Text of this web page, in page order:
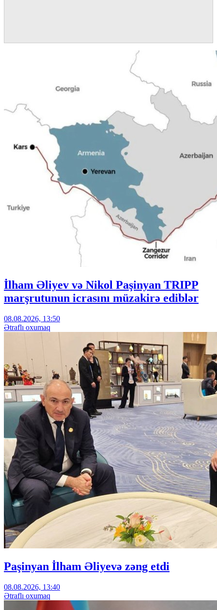
İlham Əliyev və Nikol Paşinyan TRIPP
marşrutunun icrasını müzakirə ediblər
08.08.2026, 13:50
Ətraflı oxumaq
Paşinyan İlham Əliyevə zəng etdi
08.08.2026, 13:40
Ətraflı oxumaq